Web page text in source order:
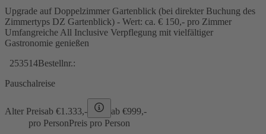
Upgrade auf Doppelzimmer Gartenblick (bei direkter Buchung des
Zimmertyps DZ Gartenblick) - Wert: ca. € 150,- pro Zimmer
Umfangreiche All Inclusive Verpflegung mit vielfältiger
Gastronomie genießen
253514Bestellnr.:
Pauschalreise
Alter Preisab €1.333,- ab €999,-
pro PersonPreis pro Person